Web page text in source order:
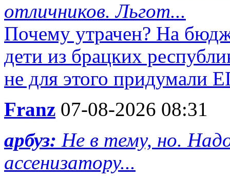
отличников. Льгот...
Почему утрачен? На
дети из брацких
не для этого придумали
Franz 07-08-2026 08:31
арбуз: Не в тему, но.
ассенизатору...